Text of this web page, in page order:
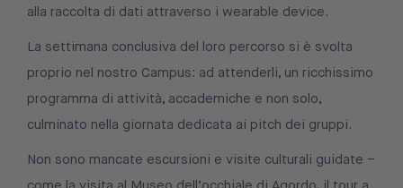
alla raccolta di dati attraverso i wearable device.
La settimana conclusiva del loro percorso si è svolta
proprio nel nostro Campus: ad attenderli, un ricchissimo
programma di attività, accademiche e non solo,
culminato nella giornata dedicata ai pitch dei gruppi.
Non sono mancate escursioni e visite culturali guidate –